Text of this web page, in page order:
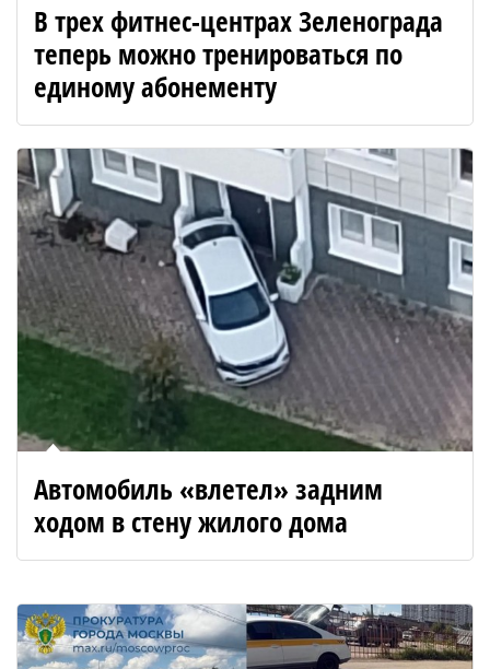
В трех фитнес-центрах Зеленограда
теперь можно тренироваться по
единому абонементу
Автомобиль «влетел» задним
ходом в стену жилого дома